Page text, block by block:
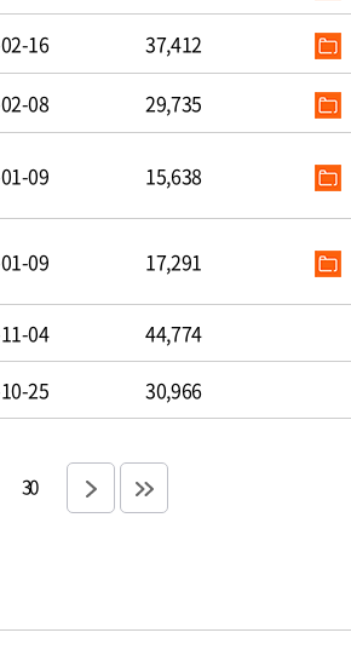
16 37,412
08 29,735
09 15,638
09 17,291
04
44,774
25 30,966
30